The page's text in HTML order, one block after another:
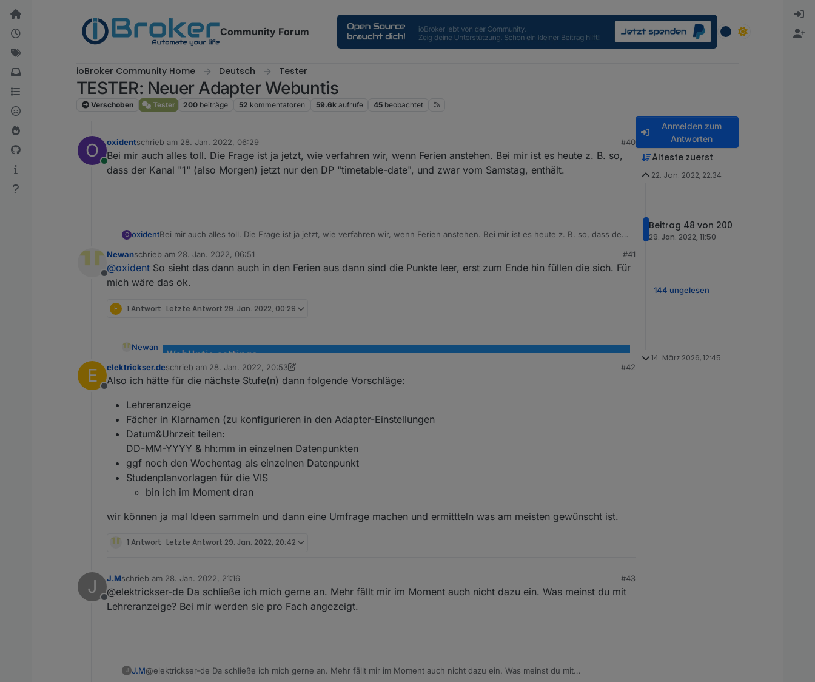
Weiter zum Inhalt
Community Forum
ioBroker Community Home Deutsch Tester
TESTER: Neuer Adapter Webuntis
Verschoben Tester 200 beiträge 52 kommentatoren 59.6k aufrufe 45 beobachtet
O
Online
oxidentschrieb am 28. Jan. 2022, 06:29
zuletzt editiert von
#40
Bei mir auch alles toll. Die Frage ist ja jetzt, wie verfahren wir, wenn Ferien anstehen. Bei mir ist es heute z. B. so,
dass der Kanal "1" (also Morgen) jetzt nur den DP "timetable-date", und zwar vom Samstag, enthält.
O oxidentBei mir auch alles toll. Die Frage ist ja jetzt, wie verfahren wir, wenn Ferien anstehen. Bei mir ist es heute z. B. so, dass der
Offline
Newanschrieb am 28. Jan. 2022, 06:51
zuletzt editiert von
#41
@oxident So sieht das dann auch in den Ferien aus dann sind die Punkte leer, erst zum Ende hin füllen die sich. Für
mich wäre das ok.
E 1 Antwort Letzte Antwort 29. Jan. 2022, 00:29
Newan
Anonymous läuft. Version wird gleich veröffentlicht. Bitte testen!
E
Offline
elektrickser.deschrieb am 28. Jan. 2022, 20:53
zuletzt editiert von elektrickser.de
#42
Also ich hätte für die nächste Stufe(n) dann folgende Vorschläge:
Lehreranzeige
Fächer in Klarnamen (zu konfigurieren in den Adapter-Einstellungen
Datum&Uhrzeit teilen:
DD-MM-YYYY & hh:mm in einzelnen Datenpunkten
ggf noch den Wochentag als einzelnen Datenpunkt
Studenplanvorlagen für die VIS
bin ich im Moment dran
wir können ja mal Ideen sammeln und dann eine Umfrage machen und ermittteln was am meisten gewünscht ist.
1 Antwort Letzte Antwort 29. Jan. 2022, 20:42
J
Offline
J.Mschrieb am 28. Jan. 2022, 21:16
zuletzt editiert von
#43
@elektrickser-de Da schließe ich mich gerne an. Mehr fällt mir im Moment auch nicht dazu ein. Was meinst du mit
Lehreranzeige? Bei mir werden sie pro Fach angezeigt.
J J.M@elektrickser-de Da schließe ich mich gerne an. Mehr fällt mir im Moment auch nicht dazu ein. Was meinst du mit
Anmelden zum
Antworten
Älteste zuerst
22. Jan. 2022, 22:34
Beitrag 48 von 200
29. Jan. 2022, 11:50
144 ungelesen
14. März 2026, 12:45